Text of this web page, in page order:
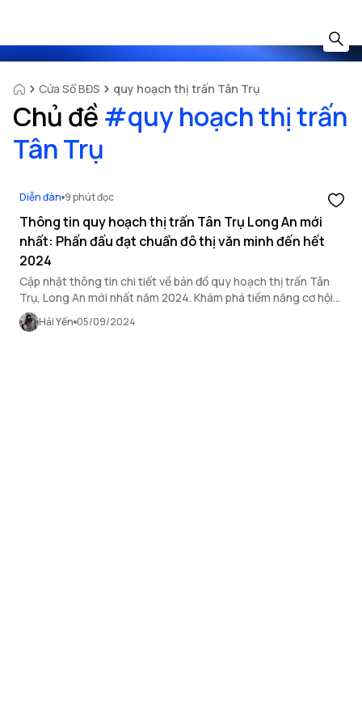
Cửa Sổ BĐS quy hoạch thị trấn Tân Trụ
Chủ đề #quy hoạch thị trấn
Tân Trụ
Diễn đàn 9 phút đọc
Thông tin quy hoạch thị trấn Tân Trụ Long An mới
nhất: Phấn đấu đạt chuẩn đô thị văn minh đến hết
2024
Cập nhật thông tin chi tiết về bản đồ quy hoạch thị trấn Tân
Trụ, Long An mới nhất năm 2024. Khám phá tiềm năng cơ hội
đầu tư bất động sản và kế hoạch sử dụng đất tại khu vực.
Hải Yến 05/09/2024